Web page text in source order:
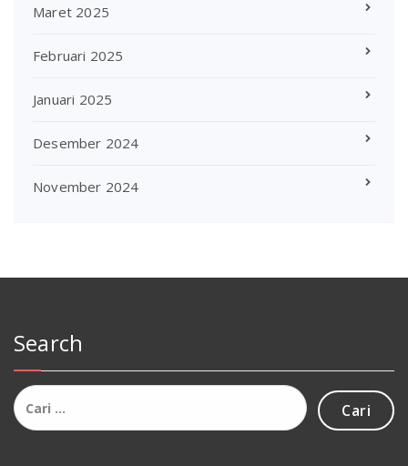
Maret 2025
Februari 2025
Januari 2025
Desember 2024
November 2024
Search
Cari
untuk: